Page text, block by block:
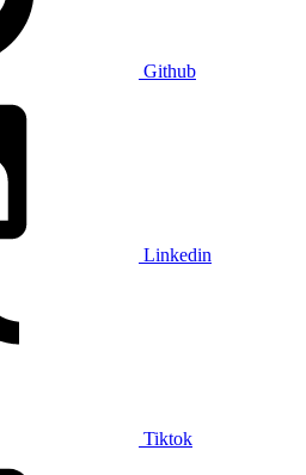
Github
Linkedin
Tiktok